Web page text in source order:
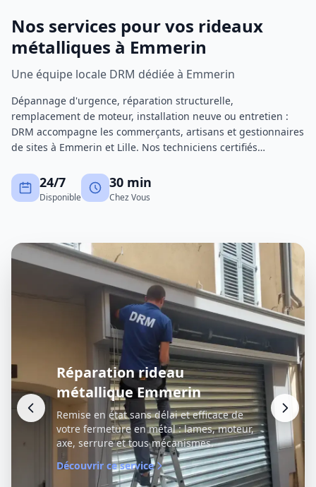
Nos services pour vos rideaux
métalliques à Emmerin
Une équipe locale DRM dédiée à Emmerin
Dépannage d'urgence, réparation structurelle,
remplacement de moteur, installation neuve ou entretien :
DRM accompagne les commerçants, artisans et gestionnaires
de sites à Emmerin et Lille. Nos techniciens certifiés
au maximum les immobilisations.
24/7
Disponible
30 min
Chez Vous
Réparation rideau
métallique Emmerin
Remise en état sans délai et efficace de
votre fermeture en métal : lames, moteur,
axe, serrure et tous mécanismes.
Découvrir ce service